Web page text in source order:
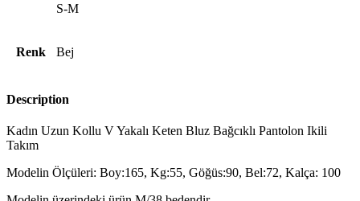
S-M
Renk Bej
Description
Kadın Uzun Kollu V Yakalı Keten Bluz Bağcıklı Pantolon Ikili
Takım
Modelin Ölçüleri: Boy:165, Kg:55, Göğüs:90, Bel:72, Kalça: 100